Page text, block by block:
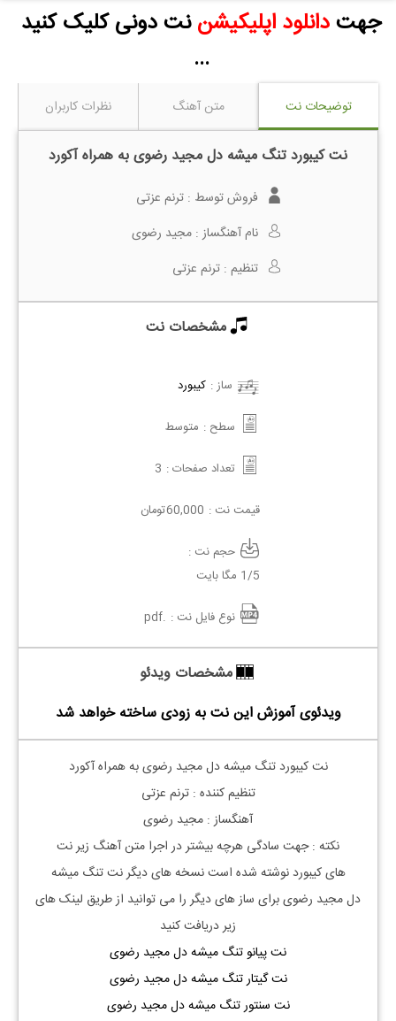
جهتدانلود اپلیکیشن نت دونی کلیک کنید
...
توضیحات نت متن آهنگ نظرات کاربران
نت کیبورد تنگ میشه دل مجید رضوی به همراه آکورد
فروش توسط : ترنم عزتی
نام آهنگساز : مجید رضوی
تنظیم : ترنم عزتی
مشخصات نت
ساز : کیبورد
سطح : متوسط
تعداد صفحات : 3
قیمت نت : 60,000تومان
حجم نت :
1/5 مگا بایت
نوع فایل نت : .pdf
مشخصات ویدئو
ویدئوی آموزش این نت به زودی ساخته خواهد شد
نت کیبورد تنگ میشه دل مجید رضوی به همراه آکورد
تنظیم کننده : ترنم عزتی
آهنگساز : مجید رضوی
نکته : جهت سادگی هرچه بیشتر در اجرا متن آهنگ زیر نت
هایکیبورد نوشته شده است نسخه های دیگر نتتنگ میشه
دلمجید رضویبرای ساز های دیگر را می توانید از طریق لینک های
زیر دریافت کنید
نت پیانو تنگ میشه دل مجید رضوی
نت گیتار تنگ میشه دل مجید رضوی
نت سنتور تنگ میشه دل مجید رضوی